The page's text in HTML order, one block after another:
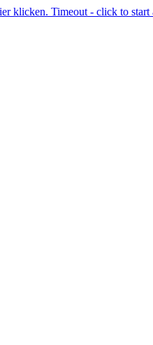
klicken. Timeout - click to start